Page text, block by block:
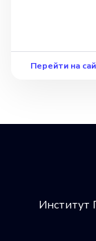
Перейти на
Институт